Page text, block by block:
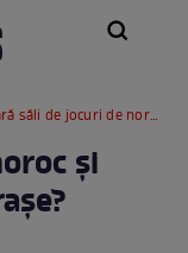
jocuri de noroc și agenții de pariuri în orașe? Senatul a votat
și